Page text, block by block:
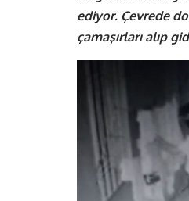
ediyor. Çevrede
çamaşırları alıp